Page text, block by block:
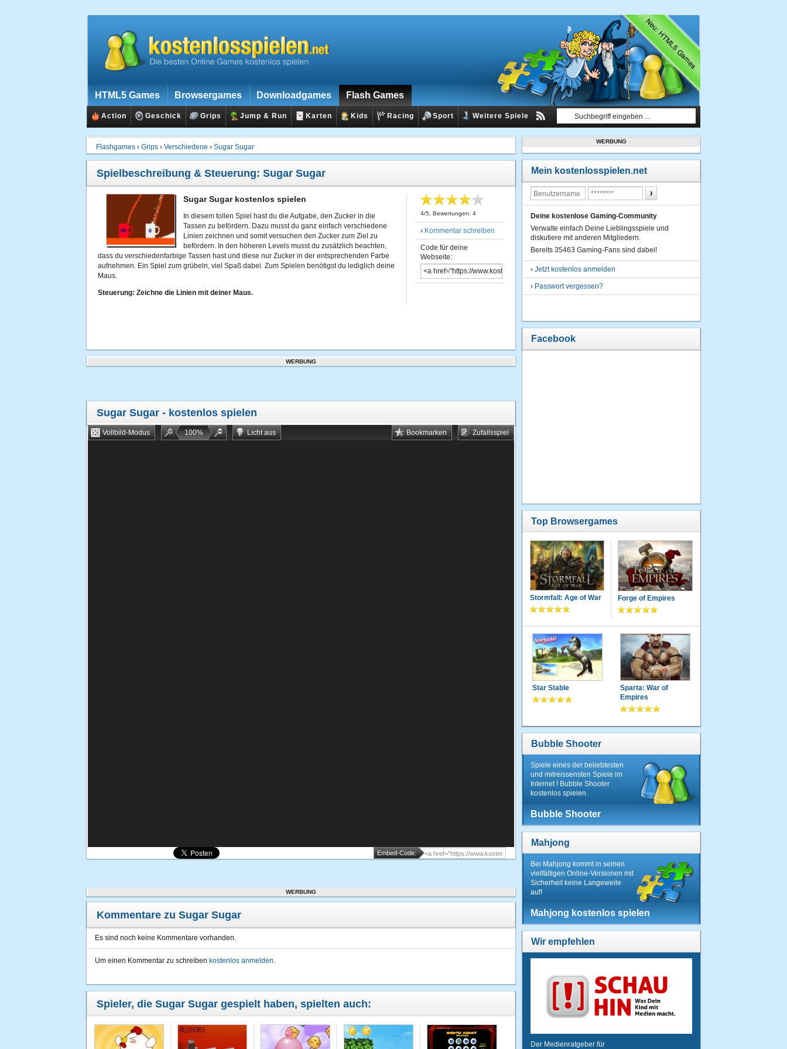
HTML5 Games Browsergames Downloadgames Flash Games
Action Geschick Grips Jump & Run Karten Kids Racing Sport Weitere Spiele
Flashgames › Grips › Verschiedene › Sugar Sugar
Spielbeschreibung & Steuerung: Sugar Sugar
Sugar Sugar kostenlos spielen
In diesem tollen Spiel hast du die Aufgabe, den Zucker in die
Tassen zu befördern. Dazu musst du ganz einfach verschiedene
Linien zeichnen und somit versuchen den Zucker zum Ziel zu
befördern. In den höheren Levels musst du zusätzlich beachten,
dass du verschiedenfarbige Tassen hast und diese nur Zucker in der entsprechenden Farbe
aufnehmen. Ein Spiel zum grübeln, viel Spaß dabei. Zum Spielen benötigst du lediglich deine
Maus.
Steuerung: Zeichne die Linien mit deiner Maus.
4/5 , Bewertungen: 4
› Kommentar schreiben
Code für deine
Webseite:
WERBUNG
Sugar Sugar - kostenlos spielen
Vollbild-Modus 100% Licht aus Zufallsspiel
Bookmarken
Embed-Code:
WERBUNG
Kommentare zu Sugar Sugar
Es sind noch keine Kommentare vorhanden.
Um einen Kommentar zu schreiben kostenlos anmelden.
Spieler, die Sugar Sugar gespielt haben, spielten auch:
WERBUNG
Mein kostenlosspielen.net
Deine kostenlose Gaming-Community
Verwalte einfach Deine Lieblingsspiele und
diskutiere mit anderen Mitgliedern.
Bereits 35463 Gaming-Fans sind dabei!
› Jetzt kostenlos anmelden
› Passwort vergessen?
Facebook
Top Browsergames
Stormfall: Age of War Forge of Empires
Star Stable
Sparta: War of
Empires
Bubble Shooter
Spiele eines der beliebtesten
und mitreissensten Spiele im
Internet ! Bubble Shooter
kostenlos spielen.
Bubble Shooter
Mahjong
Bei Mahjong kommt in seinen
vielfältigen Online-Versionen mit
Sicherheit keine Langeweile
auf!
Mahjong kostenlos spielen
Wir empfehlen
Der Medienratgeber für